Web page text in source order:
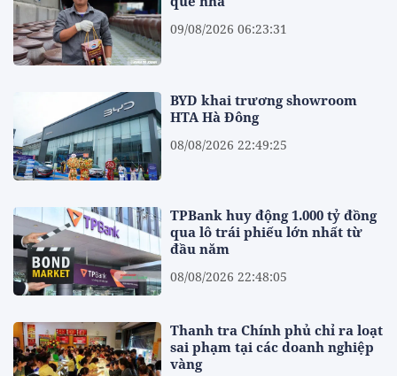
09/08/2026 06:23:31
BYD khai trương showroom
HTA Hà Đông
08/08/2026 22:49:25
TPBank huy động 1.000 tỷ đồng
qua lô trái phiếu lớn nhất từ
đầu năm
08/08/2026 22:48:05
Thanh tra Chính phủ chỉ ra loạt
sai phạm tại các doanh nghiệp
vàng